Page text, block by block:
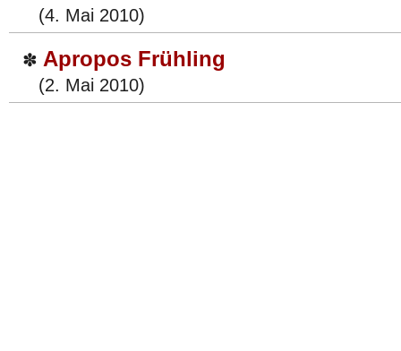
(4. Mai 2010)
✽ Apropos Frühling
(2. Mai 2010)